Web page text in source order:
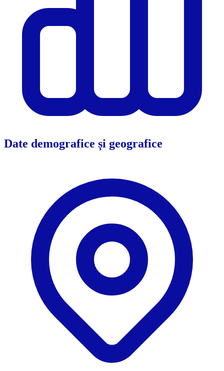
Date demografice și geografice